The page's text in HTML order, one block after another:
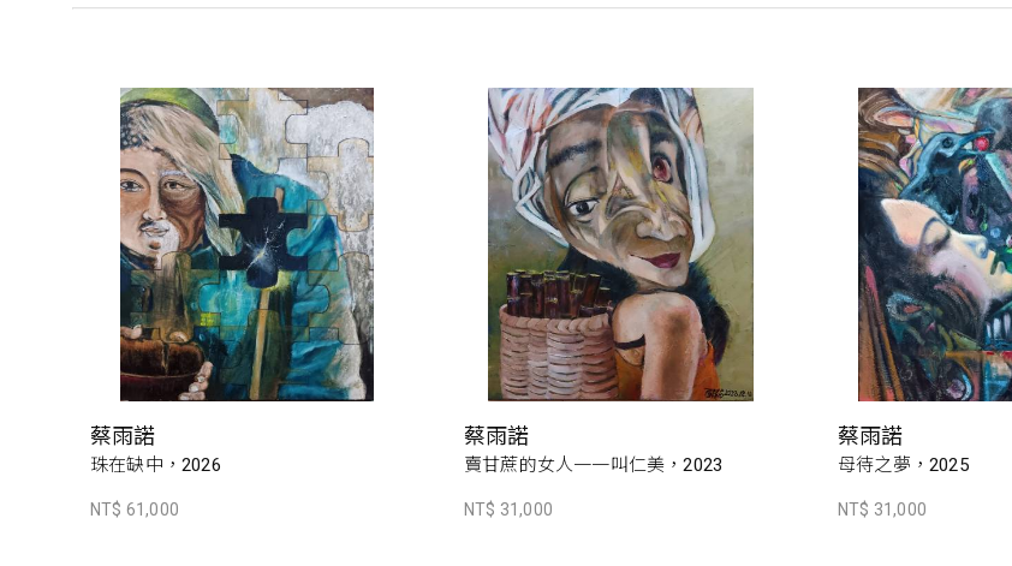
蔡雨諾
珠在缺中，2026
NT$ 61,000
蔡雨諾
賣甘蔗的女人一一叫仁美，2023
NT$ 31,000
蔡雨諾
母待之夢，2025
NT$ 31,000